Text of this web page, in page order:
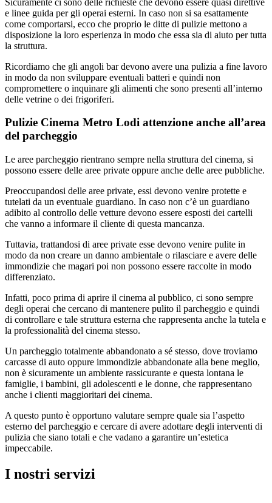
e linee guida per gli operai esterni. In caso non si sa esattamente
come comportarsi, ecco che proprio le ditte di pulizie mettono a
disposizione la loro esperienza in modo che essa sia di aiuto per tutta
la struttura.
Ricordiamo che gli angoli bar devono avere una pulizia a fine lavoro
in modo da non sviluppare eventuali batteri e quindi non
compromettere o inquinare gli alimenti che sono presenti all’interno
delle vetrine o dei frigoriferi.
Pulizie Cinema Metro Lodi attenzione anche all’area
del parcheggio
Le aree parcheggio rientrano sempre nella struttura del cinema, si
possono essere delle aree private oppure anche delle aree pubbliche.
Preoccupandosi delle aree private, essi devono venire protette e
tutelati da un eventuale guardiano. In caso non c’è un guardiano
adibito al controllo delle vetture devono essere esposti dei cartelli
che vanno a informare il cliente di questa mancanza.
Tuttavia, trattandosi di aree private esse devono venire pulite in
modo da non creare un danno ambientale o rilasciare e avere delle
immondizie che magari poi non possono essere raccolte in modo
differenziato.
Infatti, poco prima di aprire il cinema al pubblico, ci sono sempre
degli operai che cercano di mantenere pulito il parcheggio e quindi
di controllare e tale struttura esterna che rappresenta anche la tutela e
la professionalità del cinema stesso.
Un parcheggio totalmente abbandonato a sé stesso, dove troviamo
carcasse di auto oppure immondizie abbandonate alla bene meglio,
non è sicuramente un ambiente rassicurante e questa lontana le
famiglie, i bambini, gli adolescenti e le donne, che rappresentano
anche i clienti maggioritari dei cinema.
A questo punto è opportuno valutare sempre quale sia l’aspetto
esterno del parcheggio e cercare di avere adottare degli interventi di
pulizia che siano totali e che vadano a garantire un’estetica
impeccabile.
I nostri servizi